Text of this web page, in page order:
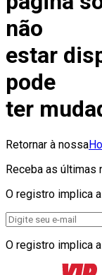
não
estar
pode
ter
Retornar à nossa
Receba as últimas
O registro implica
O registro implica